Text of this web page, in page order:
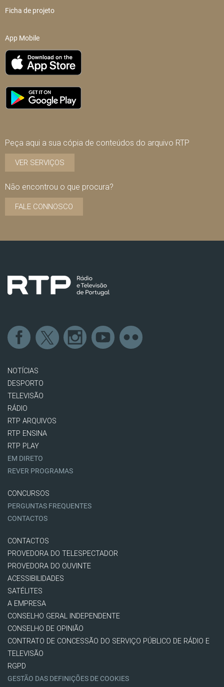
Ficha de projeto
App Mobile
Peça aqui a sua cópia de conteúdos do arquivo RTP
VER SERVIÇOS
Não encontrou o que procura?
FALE CONNOSCO
NOTÍCIAS
DESPORTO
TELEVISÃO
RÁDIO
RTP ARQUIVOS
RTP ENSINA
RTP PLAY
EM DIRETO
REVER PROGRAMAS
CONCURSOS
PERGUNTAS FREQUENTES
CONTACTOS
CONTACTOS
PROVEDORA DO TELESPECTADOR
PROVEDORA DO OUVINTE
ACESSIBILIDADES
SATÉLITES
A EMPRESA
CONSELHO GERAL INDEPENDENTE
CONSELHO DE OPINIÃO
CONTRATO DE CONCESSÃO DO SERVIÇO PÚBLICO DE RÁDIO E
TELEVISÃO
RGPD
GESTÃO DAS DEFINIÇÕES DE COOKIES